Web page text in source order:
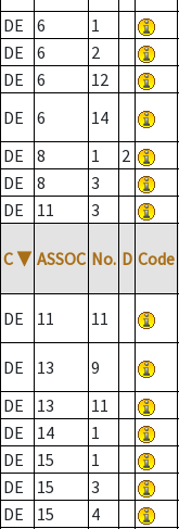
DE
6 1
DE
6 2
DE
6 12
DE
6 14
DE
8 1 2
DE
8 3
DE
11 3
C ▼ ASSOC No. D Code
DE 11 11
DE 13 9
DE
13 11
DE
14 1
DE
15 1
DE
15 3
DE
15 4